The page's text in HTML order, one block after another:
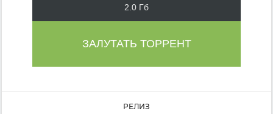
2.0 Гб
ЗАЛУТАТЬ ТОРРЕНТ
РЕЛИЗ